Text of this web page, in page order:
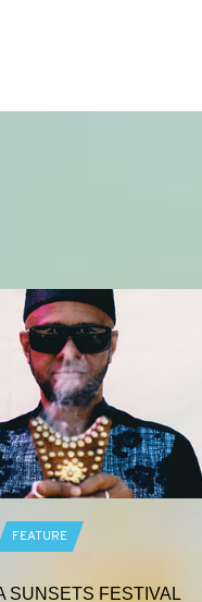
FEATURE
SUNSETS FESTIVAL